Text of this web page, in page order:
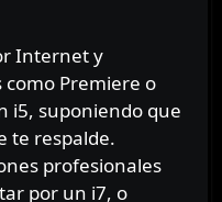
Internet y
Premiere o
i5, suponiendo que
te respalde.
profesionales
por un i7, o